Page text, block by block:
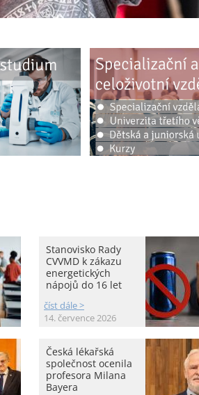
Stanovisko Rady
CVVMD k zákazu
energetických
nápojů do 16 let
číst dále >
14. července 2026
Česká lékařská
společnost ocenila
profesora Milana
Bayera